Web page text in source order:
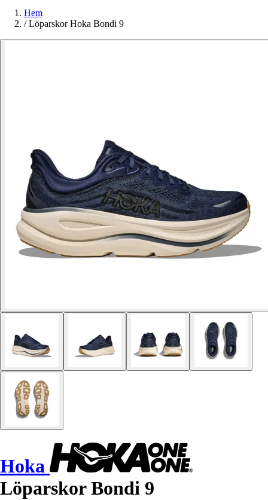
Hem
/ Löparskor Hoka Bondi 9
Hoka
Löparskor Bondi 9